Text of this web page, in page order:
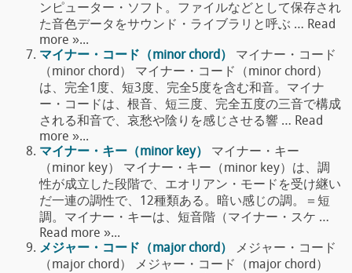
ンピューター・ソフト。ファイルなどとして保存され
た音色データをサウンド・ライブラリと呼ぶ … Read
more »...
マイナー・コード（minor chord）
マイナー・コード
（minor chord） マイナー・コード（minor chord）
は、完全1度、短3度、完全5度を含む和音。マイナ
ー・コードは、根音、短三度、完全五度の三音で構成
される和音で、哀愁や陰りを感じさせる響 … Read
more »...
マイナー・キー（minor key）
マイナー・キー
（minor key） マイナー・キー（minor key）は、調
性が成立した段階で、エオリアン・モードを受け継い
だ一連の調性で、12種類ある。暗い感じの調。＝短
調。マイナー・キーは、短音階（マイナー・スケ …
Read more »...
メジャー・コード（major chord）
メジャー・コード
（major chord） メジャー・コード（major chord）